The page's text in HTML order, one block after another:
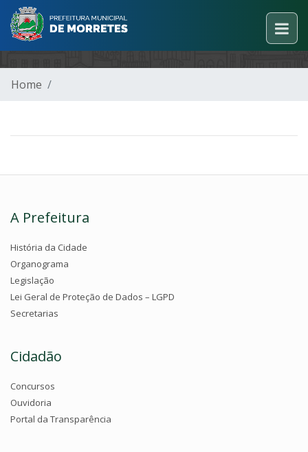
Home
A Prefeitura
História da Cidade
Organograma
Legislação
Lei Geral de Proteção de Dados – LGPD
Secretarias
Cidadão
Concursos
Ouvidoria
Portal da Transparência